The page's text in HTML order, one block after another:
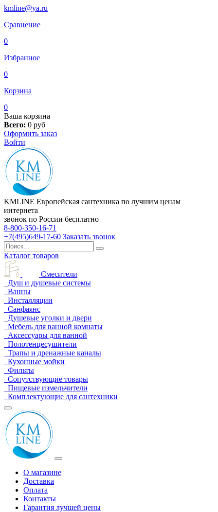
kmline@ya.ru
Сравнение
0
Избранное
0
Корзина
0
Ваша корзина
Всего: 0 руб
Оформить заказ
Войти
KMLINE Европейская сантехника по лучшим ценам
интернета
звонок по России бесплатно
8-800-350-16-71
+7(495)649-17-60 Заказать звонок
Каталог товаров
Смесители
Душ и душевые системы
Ванны
Инсталляции
Санфаянс
Душевые уголки и двери
Мебель для ванной комнаты
Аксессуары для ванной
Полотенцесушители
Трапы и дренажные каналы
Кухонные мойки
Фильты
Сопутствующие товары
Пищевые измельчители
Комплектующие для сантехники
О магазине
Доставка
Оплата
Контакты
Гарантия лучшей цены